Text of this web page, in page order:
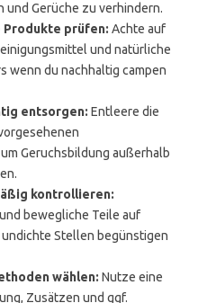
Gerüche zu verhindern.
prüfen: Achte auf
und natürliche
wenn du nachhaltig campen
entsorgen: Entleere die
Geruchsbildung außerhalb
kontrollieren:
bewegliche Teile auf
Stellen begünstigen
wählen: Nutze eine
Zusätzen und ggf.